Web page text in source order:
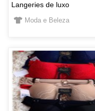
Langeries de luxo
Moda e Beleza